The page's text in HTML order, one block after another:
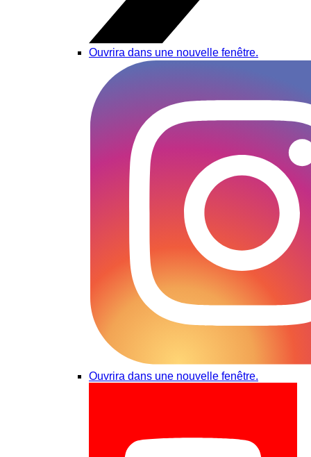
Ouvrira dans une nouvelle fenêtre.
Ouvrira dans une nouvelle fenêtre.